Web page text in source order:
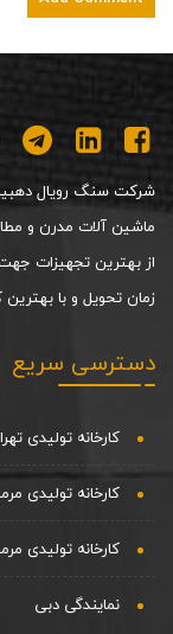
شرکت سنگ رویال
ماشین آلات مدرن و
از بهترین تجهیزات
زمان تحویل و با
دسترسی سریع
کارخانه تولیدی
کارخانه تولیدی
کارخانه تولیدی
نمایندگی دبی